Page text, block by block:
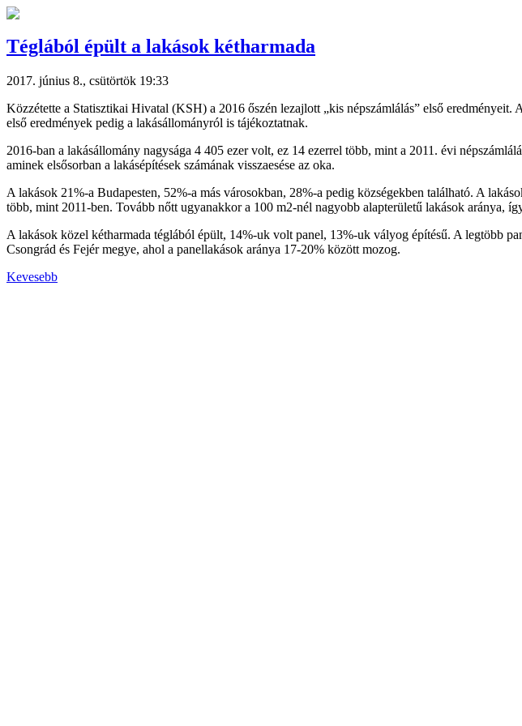
Téglából épült a lakások kétharmada
2017. június 8., csütörtök 19:33
Közzétette a Statisztikai Hivatal (KSH) a 2016 őszén lezajlott „kis népszámlálás” első
első eredmények pedig a lakásállományról is tájékoztatnak.
2016-ban a lakásállomány nagysága 4 405 ezer volt, ez 14 ezerrel több, mint a 2011. évi
aminek elsősorban a lakásépítések számának visszaesése az oka.
A lakások 21%-a Budapesten, 52%-a más városokban, 28%-a pedig községekben található. A
több, mint 2011-ben. Tovább nőtt ugyanakkor a 100 m2-nél nagyobb alapterületű lakások aránya,
A lakások közel kétharmada téglából épült, 14%-uk volt panel, 13%-uk vályog építésű. A legtöbb
Csongrád és Fejér megye, ahol a panellakások aránya 17-20% között mozog.
Kevesebb